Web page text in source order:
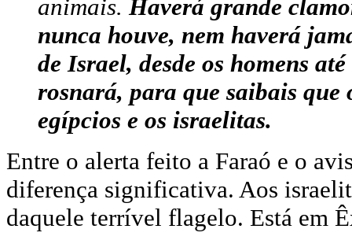
animais.Haverá grande
nunca houve, nem haverá
de Israel, desde os homens
rosnará, para que saibais que
egípcios e os israelitas.
Entre o alerta feito a Faraó e o
diferença significativa. Aos
daquele terrível flagelo. Está em